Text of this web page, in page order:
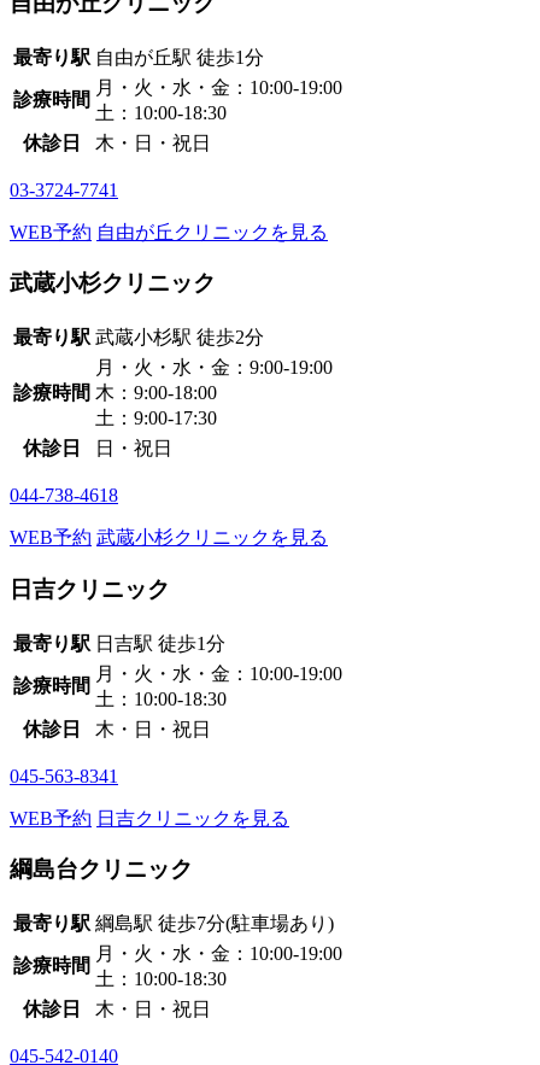
最寄り駅 自由が丘駅 徒歩1分
診療時間
月・火・水・金：10:00-19:00
土：10:00-18:30
休診日
木・日・祝日
03-3724-7741
WEB予約 自由が丘クリニックを見る
武蔵小杉クリニック
最寄り駅 武蔵小杉駅 徒歩2分
診療時間
月・火・水・金：9:00-19:00
木：9:00-18:00
土：9:00-17:30
休診日
日・祝日
044-738-4618
WEB予約 武蔵小杉クリニックを見る
日吉クリニック
最寄り駅 日吉駅 徒歩1分
診療時間
月・火・水・金：10:00-19:00
土：10:00-18:30
休診日
木・日・祝日
045-563-8341
WEB予約 日吉クリニックを見る
綱島台クリニック
最寄り駅 綱島駅 徒歩7分(駐車場あり)
診療時間
月・火・水・金：10:00-19:00
土：10:00-18:30
休診日
木・日・祝日
045-542-0140